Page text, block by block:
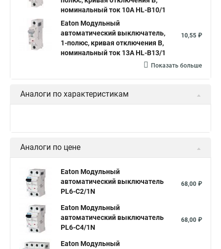
номинальный ток 10А HL-B10/1
Eaton Модульный
автоматический выключатель,
1-полюс, кривая отключения B,
номинальный ток 13А HL-B13/1
10,55 ₽
Показать больше
Аналоги по характеристикам
Аналоги по цене
Eaton Модульный
автоматический выключатель
PL6-C2/1N
68,00 ₽
Eaton Модульный
автоматический выключатель
PL6-C4/1N
68,00 ₽
Eaton Модульный